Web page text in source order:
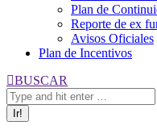
Plan de
Reporte de ex
Avisos Oficiales
Plan de Incentivos
Buscar:
BUSCAR